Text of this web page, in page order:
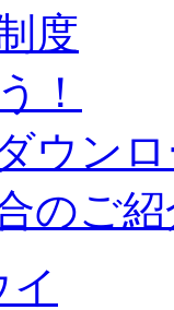
度
！
ウン
のご